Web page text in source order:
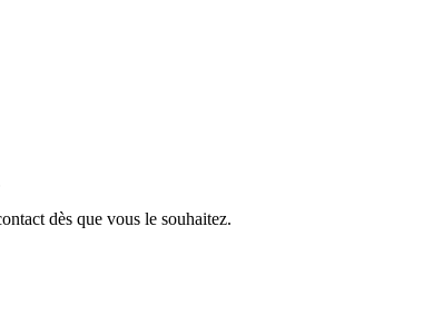
dès que vous le souhaitez.